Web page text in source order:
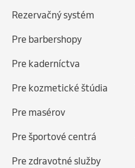
Rezervačný systém
Pre barbershopy
Pre kaderníctva
Pre kozmetické štúdia
Pre masérov
Pre športové centrá
Pre zdravotné služby